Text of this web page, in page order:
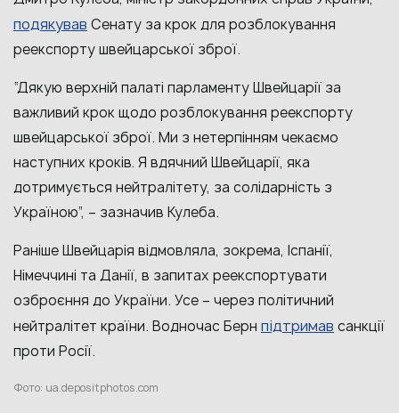
подякував Сенату за крок для розблокування
реекспорту швейцарської зброї.
“Дякую верхній палаті парламенту Швейцарії за
важливий крок щодо розблокування реекспорту
швейцарської зброї. Ми з нетерпінням чекаємо
наступних кроків. Я вдячний Швейцарії, яка
дотримується нейтралітету, за солідарність з
Україною”, – зазначив Кулеба.
Раніше Швейцарія відмовляла, зокрема, Іспанії,
Німеччині та Данії, в запитах реекспортувати
озброєння до України. Усе – через політичний
нейтралітет країни. Водночас Берн підтримав санкції
проти Росії.
Фото: ua.depositphotos.com